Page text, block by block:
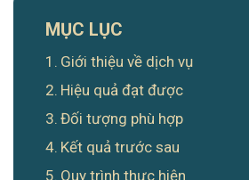
MỤC LỤC
Giới thiệu về dịch vụ
Hiệu quả đạt được
Đối tượng phù hợp
Kết quả trước sau
Quy trình thực hiện